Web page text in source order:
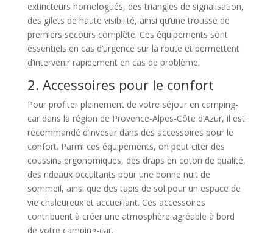
extincteurs homologués, des triangles de signalisation,
des gilets de haute visibilité, ainsi qu’une trousse de
premiers secours complète. Ces équipements sont
essentiels en cas d’urgence sur la route et permettent
d’intervenir rapidement en cas de problème.
2. Accessoires pour le confort
Pour profiter pleinement de votre séjour en camping-
car dans la région de Provence-Alpes-Côte d’Azur, il est
recommandé d’investir dans des accessoires pour le
confort. Parmi ces équipements, on peut citer des
coussins ergonomiques, des draps en coton de qualité,
des rideaux occultants pour une bonne nuit de
sommeil, ainsi que des tapis de sol pour un espace de
vie chaleureux et accueillant. Ces accessoires
contribuent à créer une atmosphère agréable à bord
de votre camping-car.